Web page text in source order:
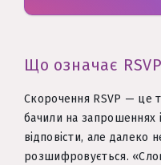
Що означає
Скорочення RSVP — це
бачили на запрошеннях
відповісти, але далеко
розшифровується.